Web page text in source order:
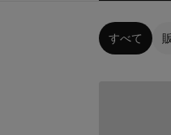
すべて